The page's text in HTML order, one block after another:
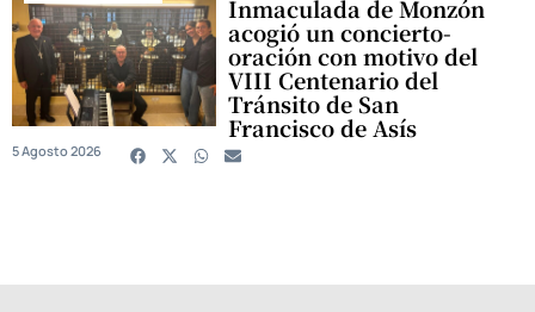
Inmaculada de Monzón
acogió un concierto-
oración con motivo del
VIII Centenario del
Tránsito de San
Francisco de Asís
5 Agosto 2026